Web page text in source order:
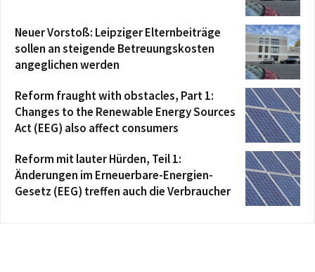
Neuer Vorstoß: Leipziger Elternbeiträge
sollen an steigende Betreuungskosten
angeglichen werden
Reform fraught with obstacles, Part 1:
Changes to the Renewable Energy Sources
Act (EEG) also affect consumers
Reform mit lauter Hürden, Teil 1:
Änderungen im Erneuerbare-Energien-
Gesetz (EEG) treffen auch die Verbraucher